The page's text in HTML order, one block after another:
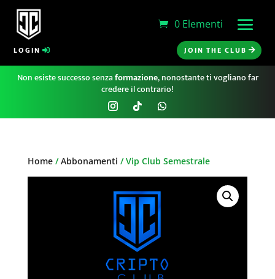
0 Elementi
LOGIN JOIN THE CLUB
Non esiste successo senzaformazione, nonostante ti vogliano far
credere il contrario!
Home/Abbonamenti / Vip Club Semestrale